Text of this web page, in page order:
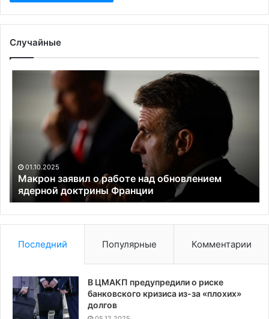
Случайные
обновлением
ядерной
доктрины
Франции
01.10.2025
Макрон заявил о работе над обновлением
ядерной доктрины Франции
Последний Популярные Комментарии
В ЦМАКП предупредили о риске
банковского кризиса из-за «плохих»
долгов